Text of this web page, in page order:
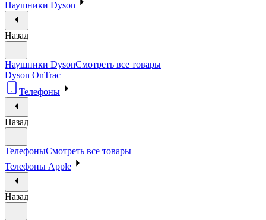
Наушники Dyson
Назад
Наушники DysonСмотреть все товары
Dyson OnTrac
Телефоны
Назад
ТелефоныСмотреть все товары
Телефоны Apple
Назад